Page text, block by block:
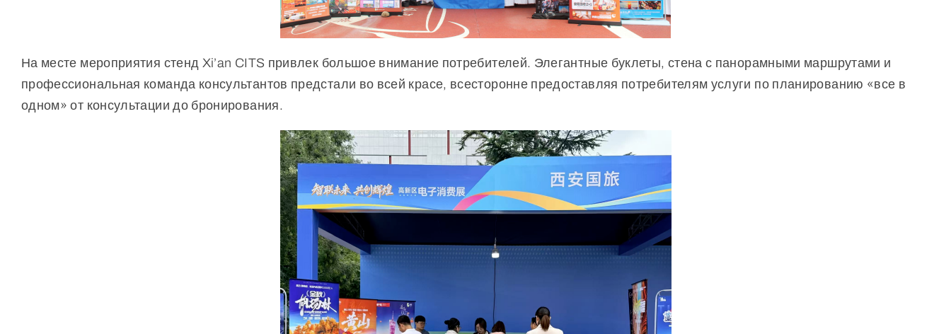
На месте мероприятия стенд Xi’an CITS привлек большое внимание потребителей. Элегантные буклеты, стена с панорамными маршрутами и
профессиональная команда консультантов предстали во всей красе, всесторонне предоставляя потребителям услуги по планированию «все в
одном» от консультации до бронирования.